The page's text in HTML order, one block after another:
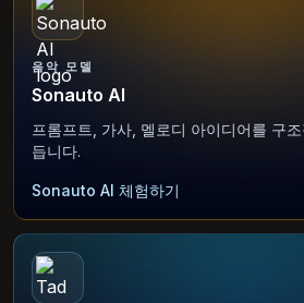
음악 모델
Sonauto AI
프롬프트, 가사, 멜로디 아이디어를 구
듭니다.
Sonauto AI 체험하기